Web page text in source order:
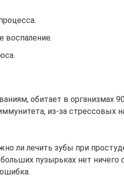
воспаление.
обитает в организмах
из-за стрессовых
ли лечить зубы при
пузырьках нет ничего